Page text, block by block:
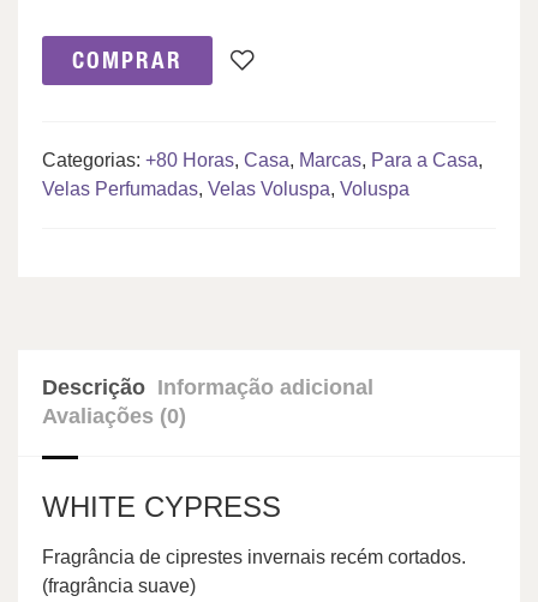
COMPRAR
Categorias: +80 Horas, Casa, Marcas, Para a Casa,
Velas Perfumadas, Velas Voluspa, Voluspa
Descrição Informação adicional
Avaliações (0)
WHITE CYPRESS
Fragrância de ciprestes invernais recém cortados.
(fragrância suave)